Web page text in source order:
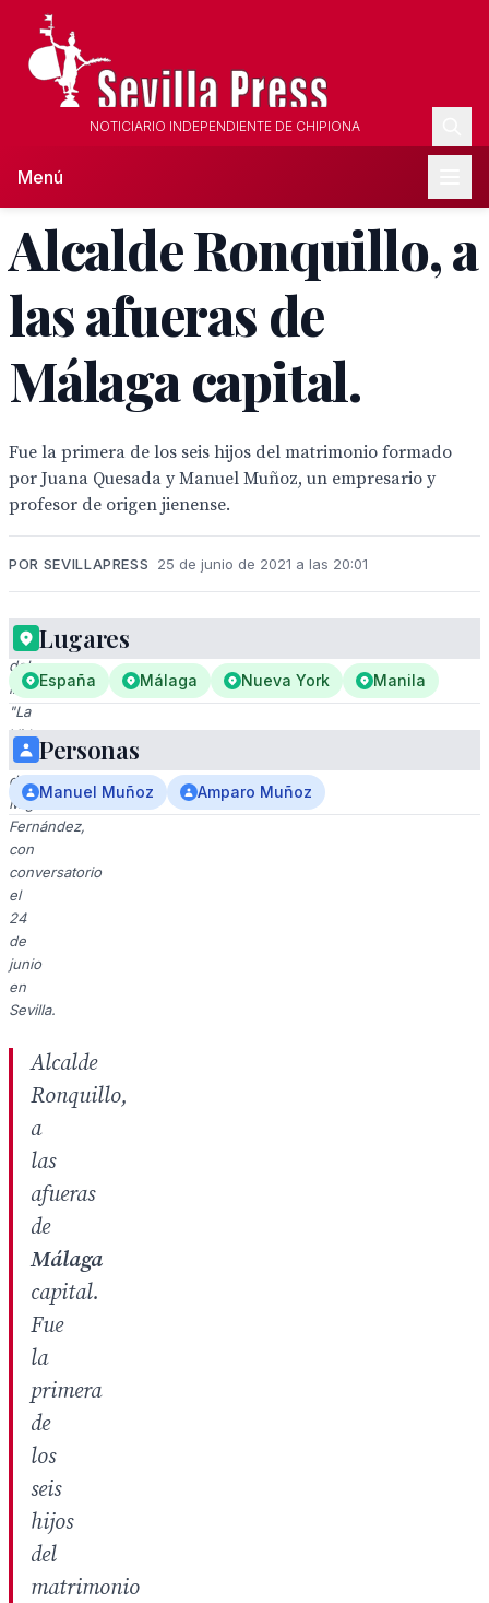
NOTICIARIO INDEPENDIENTE DE CHIPIONA
Menú
Alcalde Ronquillo, a
las afueras de
Málaga capital.
Fue la primera de los seis hijos del matrimonio formado
por Juana Quesada y Manuel Muñoz, un empresario y
profesor de origen jienense.
POR SEVILLAPRESS 25 de junio de 2021 a las 20:01
Presentación
del
libro
"La
Vida
Rota"
de
Miguel
Fernández,
con
conversatorio
el
24
de
junio
en
Sevilla.
Alcalde
Ronquillo,
a
las
afueras
de
Málaga
capital.
Fue
la
primera
de
los
seis
hijos
del
matrimonio
Lugares
España Málaga Nueva York Manila
Personas
Manuel Muñoz Amparo Muñoz